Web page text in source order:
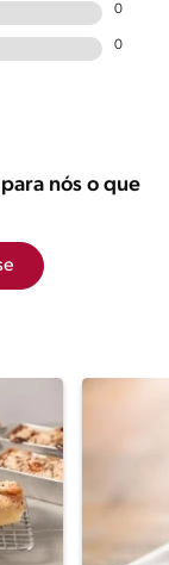
0
0
nós o que